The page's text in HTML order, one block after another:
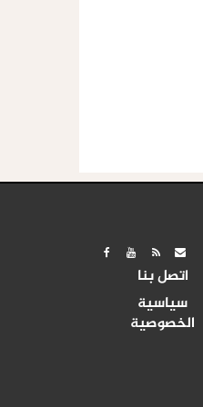
اتصل بنا
سياسية
الخصوصية